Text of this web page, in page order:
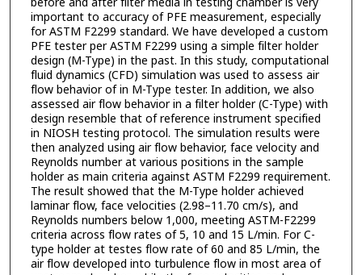
important to accuracy of PFE measurement, especially
for ASTM F2299 standard. We have developed a custom
PFE tester per ASTM F2299 using a simple filter holder
design (M-Type) in the past. In this study, computational
fluid dynamics (CFD) simulation was used to assess air
flow behavior of in M-Type tester. In addition, we also
assessed air flow behavior in a filter holder (C-Type) with
design resemble that of reference instrument specified
in NIOSH testing protocol. The simulation results were
then analyzed using air flow behavior, face velocity and
Reynolds number at various positions in the sample
holder as main criteria against ASTM F2299 requirement.
The result showed that the M-Type holder achieved
laminar flow, face velocities (2.98–11.70 cm/s), and
Reynolds numbers below 1,000, meeting ASTM-F2299
criteria across flow rates of 5, 10 and 15 L/min. For C-
type holder at testes flow rate of 60 and 85 L/min, the
air flow developed into turbulence flow in most area of